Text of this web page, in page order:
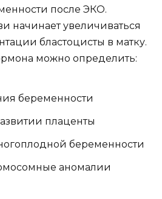
после ЭКО.
начинает увеличиваться
бластоцисты в матку.
можно определить:
беременности
плаценты
беременности
аномалии